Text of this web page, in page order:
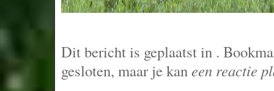
Dit bericht is geplaatst in .
gesloten, maar je kaneen reactie